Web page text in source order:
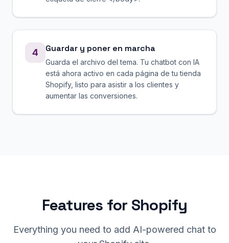
4 Guardar y poner en marcha
Guarda el archivo del tema. Tu chatbot con IA
está ahora activo en cada página de tu tienda
Shopify, listo para asistir a los clientes y
aumentar las conversiones.
Features for Shopify
Everything you need to add AI-powered chat to